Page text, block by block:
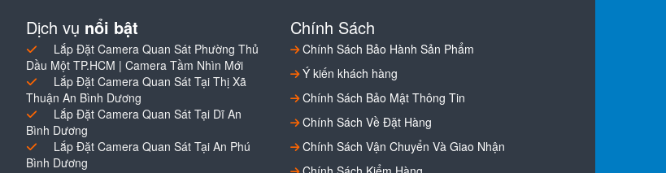
Dịch vụ nổi bật
Lắp Đặt Camera Quan Sát Phường Thủ
Dầu Một TP.HCM | Camera Tầm Nhìn Mới
Lắp Đặt Camera Quan Sát Tại Thị Xã
Thuận An Bình Dương
Lắp Đặt Camera Quan Sát Tại Dĩ An
Bình Dương
Lắp Đặt Camera Quan Sát Tại An Phú
Bình Dương
Chính Sách
Chính Sách Bảo Hành Sản Phẩm
Ý kiến khách hàng
Chính Sách Bảo Mật Thông Tin
Chính Sách Về Đặt Hàng
Chính Sách Vận Chuyển Và Giao Nhận